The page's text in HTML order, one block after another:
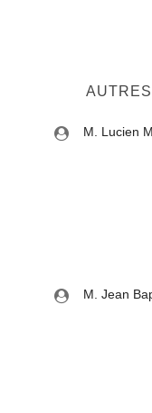
M. Lucien
M. Jean